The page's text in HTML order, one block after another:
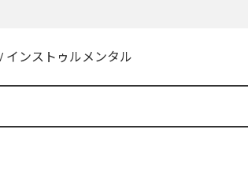
/ インストゥルメンタル